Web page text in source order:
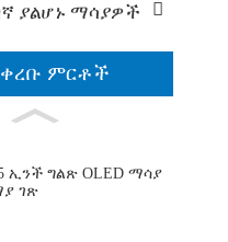
ያልሆኑ ማሳያዎች
ምርቶች
ኢንች ግልጽ OLED ማሳያ
ገጽ